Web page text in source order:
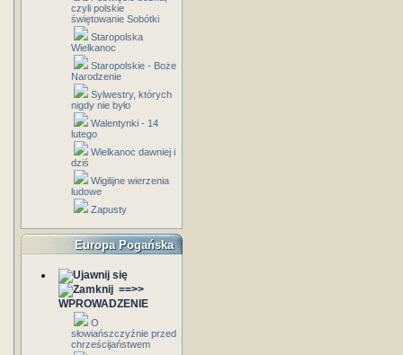
czyli polskie
świętowanie Sobótki
Staropolska
Wielkanoc
Staropolskie - Boże
Narodzenie
Sylwestry, których
nigdy nie było
Walentynki - 14
lutego
Wielkanoc dawniej i
dziś
Wigilijne wierzenia
ludowe
Zapusty
Europa Pogańska
==>>
WPROWADZENIE
O
słowiańszczyźnie przed
chrześcijaństwem